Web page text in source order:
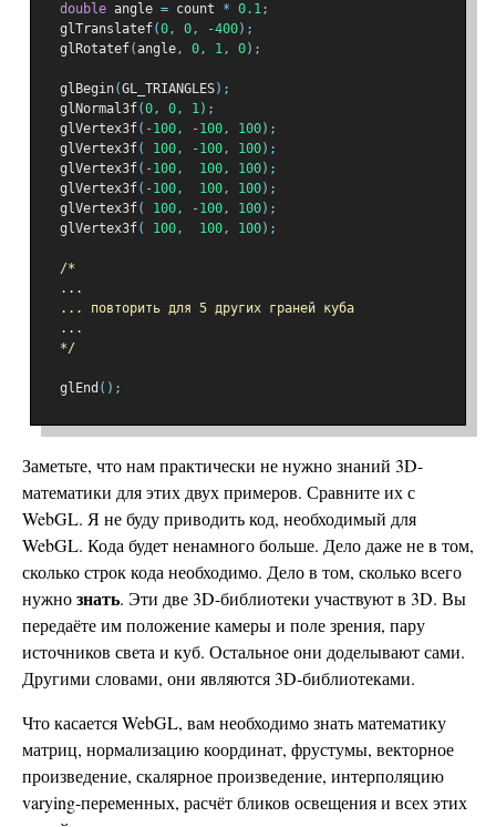
double angle = count * 0.1;
  glTranslatef
(0, 0, -400);
  glRotatef
(angle, 0, 1, 0);
  glBegin
(GL_TRIANGLES);
  glNormal3f
(0, 0, 1);
  glVertex3f
(-100, -100, 100);
  glVertex3f
( 100, -100, 100);
  glVertex3f
(-100, 100, 100);
  glVertex3f
(-100, 100, 100);
  glVertex3f
( 100, -100, 100);
  glVertex3f
( 100, 100, 100);
/*
  ...
  ... повторить для 5 других граней куба
  ...
  */
  glEnd
();
Заметьте, что нам практически не нужно знаний 3D-
математики для этих двух примеров. Сравните их с
WebGL. Я не буду приводить код, необходимый для
WebGL. Кода будет ненамного больше. Дело даже не в том,
сколько строк кода необходимо. Дело в том, сколько всего
нужнознать. Эти две 3D-библиотеки участвуют в 3D. Вы
передаёте им положение камеры и поле зрения, пару
источников света и куб. Остальное они доделывают сами.
Другими словами, они являются 3D-библиотеками.
Что касается WebGL, вам необходимо знать математику
матриц, нормализацию координат, фрустумы, векторное
произведение, скалярное произведение, интерполяцию
varying-переменных, расчёт бликов освещения и всех этих